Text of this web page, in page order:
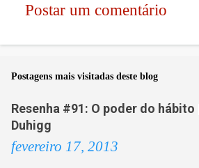
e
t
Postar um comentário
Postagens mais visitadas deste blog
Resenha #91: O poder do hábito
Duhigg
fevereiro 17, 2013